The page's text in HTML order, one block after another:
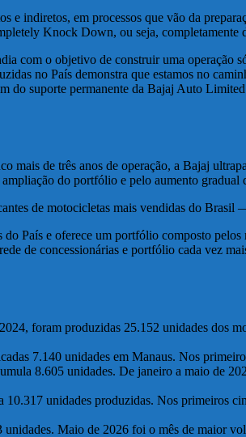
e indiretos, em processos que vão da
Knock Down, ou seja, completamente
com o objetivo de construir uma operação
no País demonstra que estamos no
do suporte permanente da Bajaj Auto
mais de três anos de operação, a Bajaj
do portfólio e pelo aumento gradual
de motocicletas mais vendidas do Brasil
do País e oferece um portfólio composto
de concessionárias e portfólio cada vez
foram produzidas 25.152 unidades dos
7.140 unidades em Manaus. Nos
8.605 unidades. De janeiro a maio de
unidades produzidas. Nos primeiros
Maio de 2026 foi o mês de maior